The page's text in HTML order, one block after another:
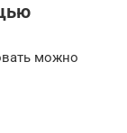
можно